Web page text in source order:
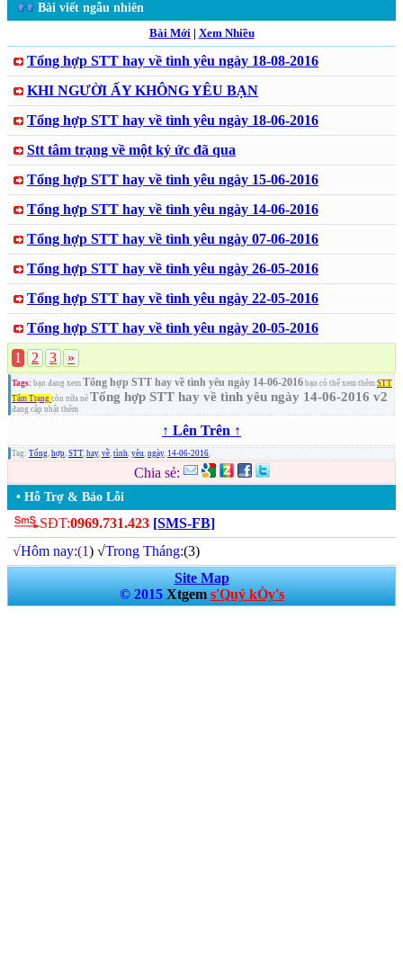
Bài viết ngẫu nhiên
Bài Mới| Xem Nhiều
Tổng hợp STT hay về tình yêu ngày 18-08-2016
KHI NGƯỜI ẤY KHÔNG YÊU BẠN
Tổng hợp STT hay về tình yêu ngày 18-06-2016
Stt tâm trạng về một ký ức đã qua
Tổng hợp STT hay về tình yêu ngày 15-06-2016
Tổng hợp STT hay về tình yêu ngày 14-06-2016
Tổng hợp STT hay về tình yêu ngày 07-06-2016
Tổng hợp STT hay về tình yêu ngày 26-05-2016
Tổng hợp STT hay về tình yêu ngày 22-05-2016
Tổng hợp STT hay về tình yêu ngày 20-05-2016
1
2 3 »
Tags: bạn đang xem Tổng hợp STT hay về tình yêu ngày 14-06-2016 bạn có thể xem thêm STT
Tâm Trạng còn nữa nè Tổng hợp STT hay về tình yêu ngày 14-06-2016 v2
đang cập nhật thêm
↑ Lên Trên ↑
Tag: Tổng, hợp, STT, hay, về, tình, yêu, ngày, 14-06-2016,
Chia sẻ:
• Hỗ Trợ & Báo Lỗi
SĐT:0969.731.423 [SMS-FB]
√Hôm nay:(1) √Trong Tháng:(3)
Site Map
© 2015Xtgems'Quý kÒy's